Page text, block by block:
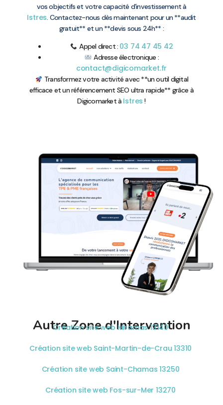
vos objectifs et votre capacité d’investissement à
Istres. Contactez-nous dès maintenant pour un **audit
gratuit** et un **devis sous 24h** :
Appel direct : 03 74 47 45 42
Adresse électronique :
contact@digicomarket.fr
Transformez votre activité avec **un outil digital
efficace et un référencement SEO ultra rapide** grâce à
Digicomarket à Istres !
Autre Zone d'Intervention
Création site web Miramas 13140
Création site web Saint-Martin-de-Crau 13310
Création site web Saint-Chamas 13250
Création site web Fos-sur-Mer 13270